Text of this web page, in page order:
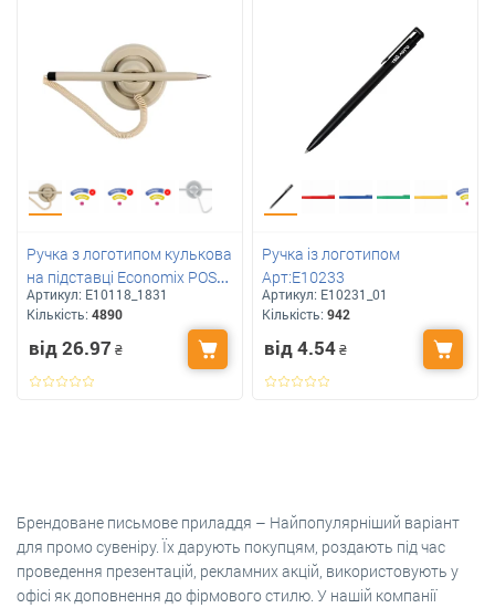
Ручка з логотипом кулькова
на підставці Economix POST
PEN
Артикул: E10118_1831
Кількість: 4890
від 26.97 ₴
Ручка із логотипом
Арт:E10233
Артикул: E10231_01
Кількість:942
від 4.54₴
Брендоване письмове приладдя – Найпопулярніший варіант
для промо сувеніру. Їх дарують покупцям, роздають під час
проведення презентацій, рекламних акцій, використовують у
офісі як доповнення до фірмового стилю. У нашій компанії